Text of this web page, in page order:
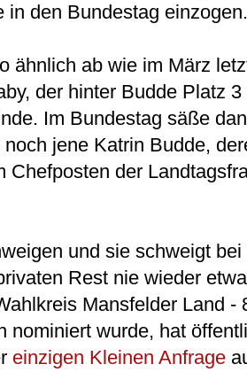
den Bundestag einzogen.
ab wie im März
der hinter Budde Platz
Im Bundestag säße
jene Katrin Budde,
Chefposten der
und sie schweigt
Rest nie wieder
Mansfelder Land
wurde, hat
einzigen Kleinen Anfrage